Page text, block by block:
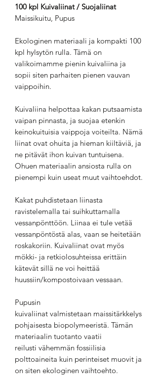
100 kpl Kuivaliinat / Suojaliinat
Maissikuitu, Pupus
Ekologinen materiaali ja kompakti 100
kpl hylsytön rulla. Tämä on
valikoimamme pienin kuivaliina ja
sopii siten parhaiten pienen vauvan
vaippoihin.
Kuivaliina helpottaa kakan putsaamista
vaipan pinnasta, ja suojaa etenkin
keinokuituisia vaippoja voiteilta. Nämä
liinat ovat ohuita ja hieman kiiltäviä, ja
ne pitävät ihon kuivan tuntuisena.
Ohuen materiaalin ansiosta rulla on
pienempi kuin useat muut vaihtoehdot.
Kakat puhdistetaan liinasta
ravistelemalla tai suihkuttamalla
vessanpönttöön. Liinaa ei tule vetää
vessanpöntöstä alas, vaan se heitetään
roskakoriin. Kuivaliinat ovat myös
mökki- ja retkiolosuhteissa erittäin
kätevät sillä ne voi heittää
huussiin/kompostoivaan vessaan.
Pupusin
kuivaliinat valmistetaan maissitärkkelys
pohjaisesta biopolymeeristä. Tämän
materiaalin tuotanto vaatii
reilusti vähemmän fossiilisia
polttoaineita kuin perinteiset muovit ja
on siten ekologinen vaihtoehto.